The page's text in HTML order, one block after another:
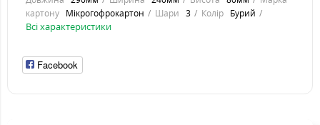
картону Мікрогофрокартон Шари 3 Колір Бурий
Всі характеристики
Facebook